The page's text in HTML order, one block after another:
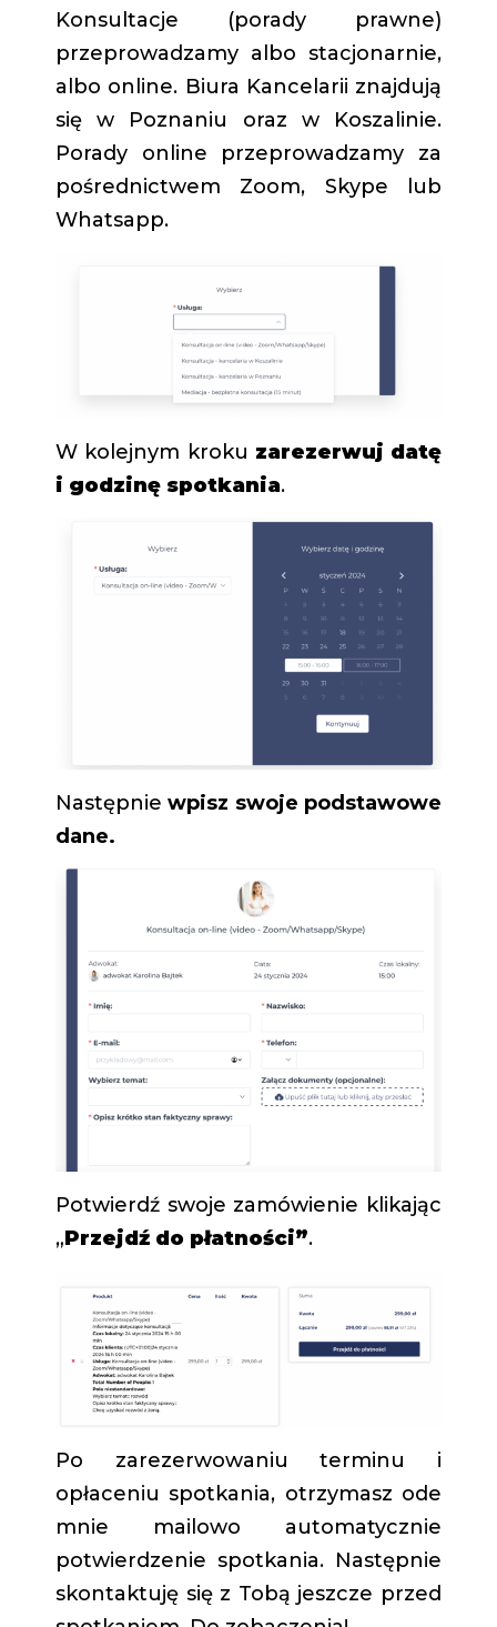
Konsultacje (porady prawne)
przeprowadzamy albo stacjonarnie,
albo online. Biura Kancelarii znajdują
się w Poznaniu oraz w Koszalinie.
Porady online przeprowadzamy za
pośrednictwem Zoom, Skype lub
Whatsapp.
W kolejnym kroku zarezerwuj datę
i godzinę spotkania.
Następniewpisz swoje podstawowe
dane.
Potwierdź swoje zamówienie klikając
„Przejdź do płatności”.
Po zarezerwowaniu terminu i
opłaceniu spotkania, otrzymasz ode
mnie mailowo automatycznie
potwierdzenie spotkania. Następnie
skontaktuję się z Tobą jeszcze przed